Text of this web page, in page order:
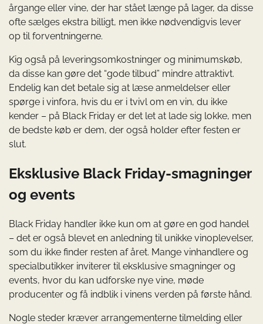
årgange eller vine, der har stået længe på lager, da disse
ofte sælges ekstra billigt, men ikke nødvendigvis lever
op til forventningerne.
Kig også på leveringsomkostninger og minimumskøb,
da disse kan gøre det “gode tilbud” mindre attraktivt.
Endelig kan det betale sig at læse anmeldelser eller
spørge i vinfora, hvis du er i tvivl om en vin, du ikke
kender – på Black Friday er det let at lade sig lokke, men
de bedste køb er dem, der også holder efter festen er
slut.
Eksklusive Black Friday-smagninger
og events
Black Friday handler ikke kun om at gøre en god handel
– det er også blevet en anledning til unikke vinoplevelser,
som du ikke finder resten af året. Mange vinhandlere og
specialbutikker inviterer til eksklusive smagninger og
events, hvor du kan udforske nye vine, møde
producenter og få indblik i vinens verden på første hånd.
Nogle steder kræver arrangementerne tilmelding eller